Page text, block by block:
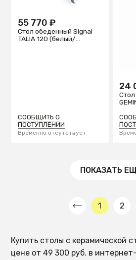
55 770 ₽
Стол обеденный Signal
TALIA 120 (белый/
СООБЩИТЬ О
ПОСТУПЛЕНИИ
Временно отсутствует
24
ПОКАЗАТЬ
1 2
Купить столы с керамической
цене от 49 300 руб. в